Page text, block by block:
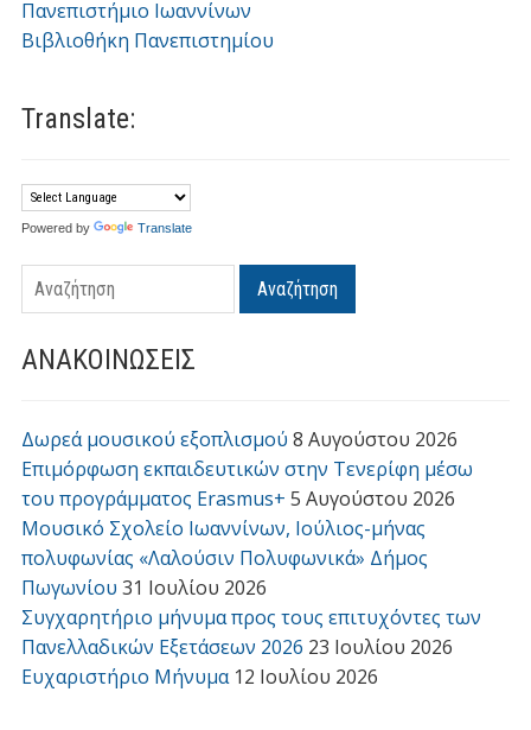
Πανεπιστήμιο Ιωαννίνων
Βιβλιοθήκη Πανεπιστημίου
Translate:
Powered by Translate
Αναζήτηση
ΑΝΑΚΟΙΝΩΣΕΙΣ
Δωρεά μουσικού εξοπλισμού 8 Αυγούστου 2026
Επιμόρφωση εκπαιδευτικών στην Τενερίφη μέσω
του προγράμματος Erasmus+ 5 Αυγούστου 2026
Μουσικό Σχολείο Ιωαννίνων, Ιούλιος-μήνας
πολυφωνίας «Λαλούσιν Πολυφωνικά» Δήμος
Πωγωνίου 31 Ιουλίου 2026
Συγχαρητήριο μήνυμα προς τους επιτυχόντες των
Πανελλαδικών Εξετάσεων 2026 23 Ιουλίου 2026
Ευχαριστήριο Μήνυμα 12 Ιουλίου 2026